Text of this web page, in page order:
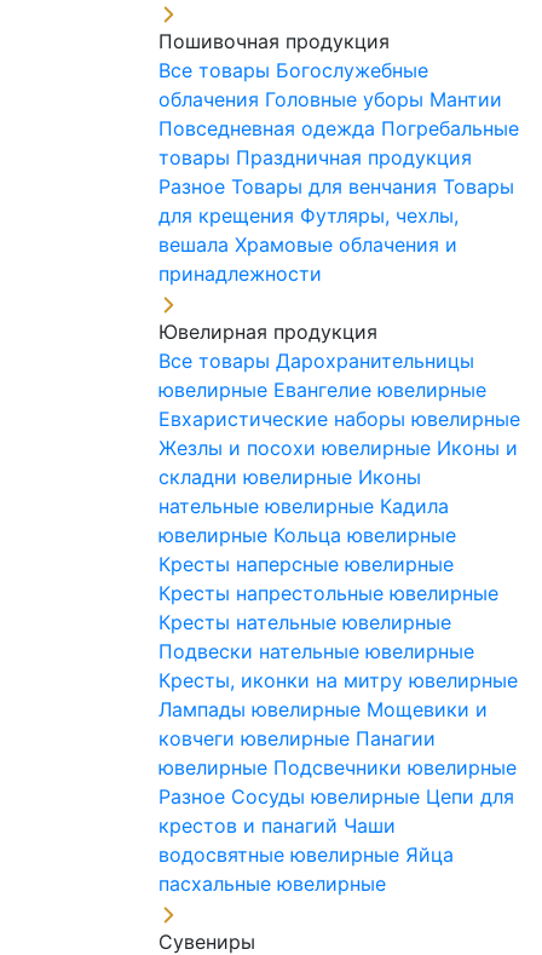
Пошивочная продукция
Все товары Богослужебные
облачения Головные уборы Мантии
Повседневная одежда Погребальные
товары Праздничная продукция
Разное Товары для венчания Товары
для крещения Футляры, чехлы,
вешала Храмовые облачения и
принадлежности
Ювелирная продукция
Все товары Дарохранительницы
ювелирные Евангелие ювелирные
Евхаристические наборы ювелирные
Жезлы и посохи ювелирные Иконы и
складни ювелирные Иконы
нательные ювелирные Кадила
ювелирные Кольца ювелирные
Кресты наперсные ювелирные
Кресты напрестольные ювелирные
Кресты нательные ювелирные
Подвески нательные ювелирные
Кресты, иконки на митру ювелирные
Лампады ювелирные Мощевики и
ковчеги ювелирные Панагии
ювелирные Подсвечники ювелирные
Разное Сосуды ювелирные Цепи для
крестов и панагий Чаши
водосвятные ювелирные Яйца
пасхальные ювелирные
Сувениры